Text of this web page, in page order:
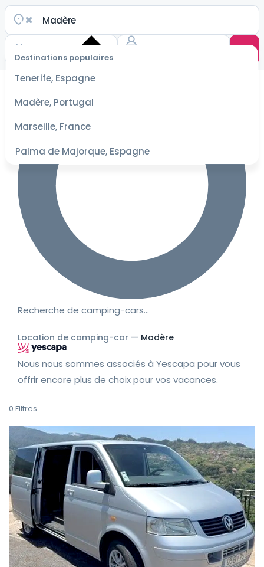
Destinations populaires
Tenerife, Espagne
Madère, Portugal
Marseille, France
Palma de Majorque, Espagne
Choisir
les
pour les
tarifs
Recherche de camping-cars…
Location de camping-car — Madère
Nous nous sommes associés à Yescapa pour vous
offrir encore plus de choix pour vos vacances.
0 Filtres